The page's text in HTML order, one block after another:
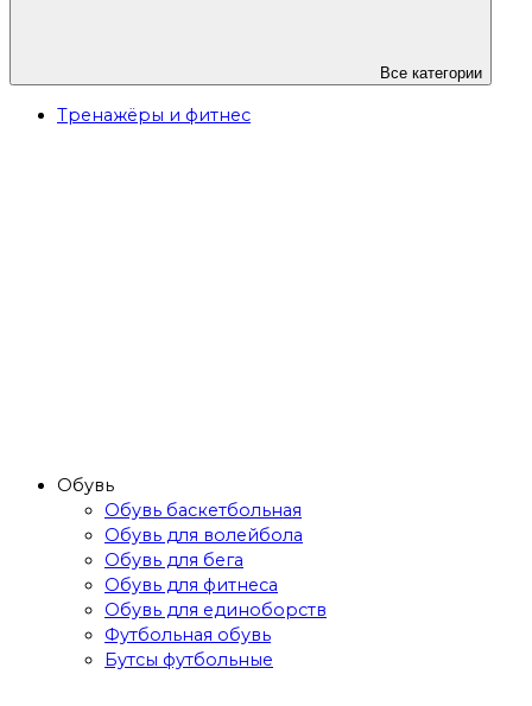
Все категории
Тренажёры и фитнес
Обувь
Обувь баскетбольная
Обувь для волейбола
Обувь для бега
Обувь для фитнеса
Обувь для единоборств
Футбольная обувь
Бутсы футбольные